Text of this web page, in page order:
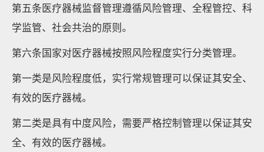
第五条医疗器械监督管理遵循风险管理、全程管控、科
学监管、社会共治的原则。
第六条国家对医疗器械按照风险程度实行分类管理。
第一类是风险程度低，实行常规管理可以保证其安全、
有效的医疗器械。
第二类是具有中度风险，需要严格控制管理以保证其安
全、有效的医疗器械。